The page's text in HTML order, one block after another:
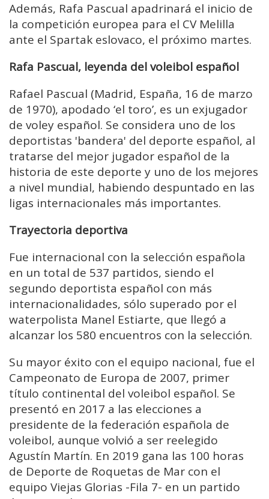
Además, Rafa Pascual apadrinará el inicio de
la competición europea para el CV Melilla
ante el Spartak eslovaco, el próximo martes.
Rafa Pascual, leyenda del voleibol español
Rafael Pascual (Madrid, España, 16 de marzo
de 1970), apodado ‘el toro’, es un exjugador
de voley español. Se considera uno de los
deportistas 'bandera' del deporte español, al
tratarse del mejor jugador español de la
historia de este deporte y uno de los mejores
a nivel mundial, habiendo despuntado en las
ligas internacionales más importantes.
Trayectoria deportiva
Fue internacional con la selección española
en un total de 537 partidos, siendo el
segundo deportista español con más
internacionalidades, sólo superado por el
waterpolista Manel Estiarte, que llegó a
alcanzar los 580 encuentros con la selección.
Su mayor éxito con el equipo nacional, fue el
Campeonato de Europa de 2007, primer
título continental del voleibol español. Se
presentó en 2017 a las elecciones a
presidente de la federación española de
voleibol, aunque volvió a ser reelegido
Agustín Martín. En 2019 gana las 100 horas
de Deporte de Roquetas de Mar con el
equipo Viejas Glorias -Fila 7- en un partido